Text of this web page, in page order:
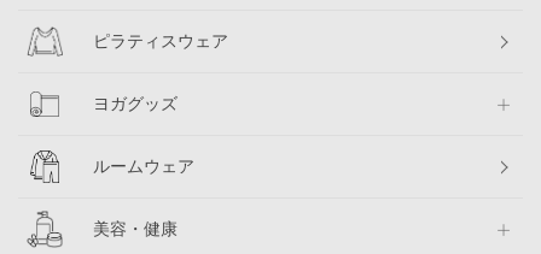
ピラティスウェア
ヨガグッズ
ルームウェア
美容・健康